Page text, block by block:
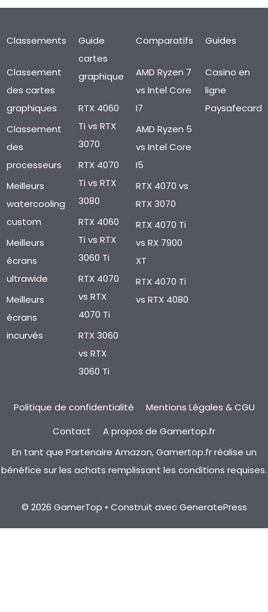
Classements
Classement
des cartes
graphiques
Classement
des
processeurs
Meilleurs
watercooling
custom
Meilleurs
écrans
ultrawide
Meilleurs
écrans
incurvés
Guide
cartes
graphique
RTX 4060
Ti vs RTX
3070
RTX 4070
Ti vs RTX
3080
RTX 4060
Ti vs RTX
3060 Ti
RTX 4070
vs RTX
4070 Ti
RTX 3060
vs RTX
3060 Ti
Comparatifs
AMD Ryzen 7
vs Intel Core
I7
AMD Ryzen 5
vs Intel Core
I5
RTX 4070 vs
RTX 3070
RTX 4070 Ti
vs RX 7900
XT
RTX 4070 Ti
vs RTX 4080
Guides
Casino en
ligne
Paysafecard
Politique de confidentialité
Mentions Légales & CGU
Contact
A propos de Gamertop.fr
En tant que Partenaire Amazon, Gamertop.fr réalise un
bénéfice sur les achats remplissant les conditions requises.
© 2026 GamerTop • Construit avecGeneratePress